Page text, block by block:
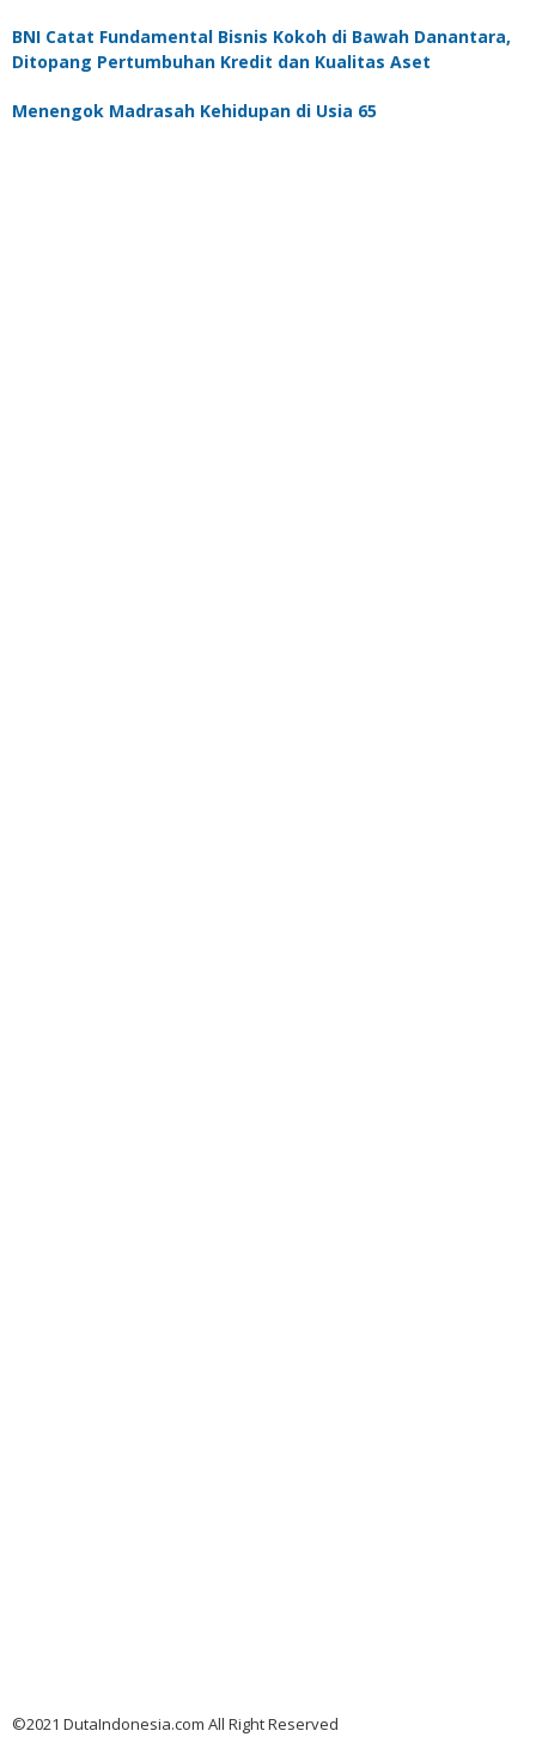
BNI Catat Fundamental Bisnis Kokoh di Bawah Danantara,
Ditopang Pertumbuhan Kredit dan Kualitas Aset
Menengok Madrasah Kehidupan di Usia 65
©2021 DutaIndonesia.com All Right Reserved